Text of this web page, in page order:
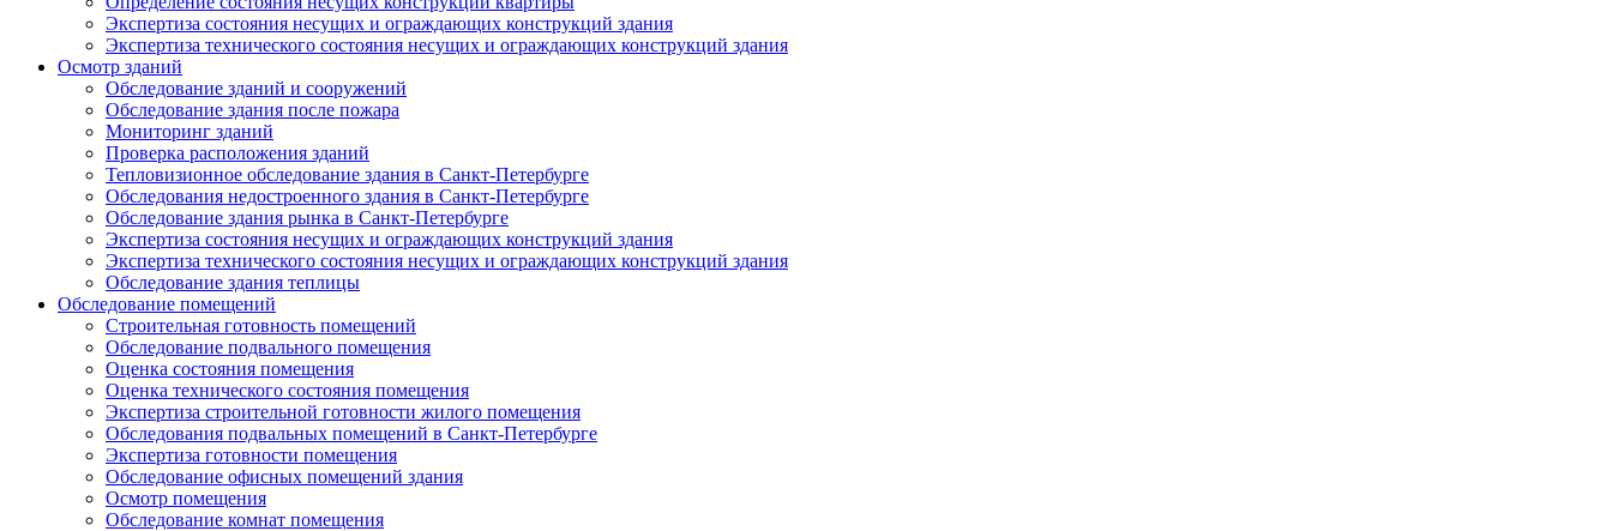
Экспертиза состояния несущих и ограждающих конструкций здания
Экспертиза технического состояния несущих и ограждающих конструкций здания
Осмотр зданий
Обследование зданий и сооружений
Обследование здания после пожара
Мониторинг зданий
Проверка расположения зданий
Тепловизионное обследование здания в Санкт-Петербурге
Обследования недостроенного здания в Санкт-Петербурге
Обследование здания рынка в Санкт-Петербурге
Экспертиза состояния несущих и ограждающих конструкций здания
Экспертиза технического состояния несущих и ограждающих конструкций здания
Обследование здания теплицы
Обследование помещений
Строительная готовность помещений
Обследование подвального помещения
Оценка состояния помещения
Оценка технического состояния помещения
Экспертиза строительной готовности жилого помещения
Обследования подвальных помещений в Санкт-Петербурге
Экспертиза готовности помещения
Обследование офисных помещений здания
Осмотр помещения
Обследование комнат помещения